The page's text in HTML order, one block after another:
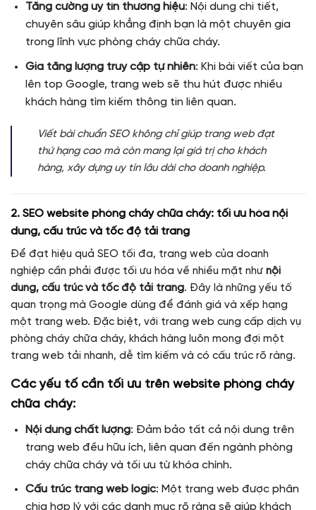
Tăng cường uy tín thương hiệu: Nội dung chi tiết,
chuyên sâu giúp khẳng định bạn là một chuyên gia
trong lĩnh vực phòng cháy chữa cháy.
Gia tăng lượng truy cập tự nhiên: Khi bài viết của bạn
lên top Google, trang web sẽ thu hút được nhiều
khách hàng tìm kiếm thông tin liên quan.
Viết bài chuẩn SEO không chỉ giúp trang web đạt
thứ hạng cao mà còn mang lại giá trị cho khách
hàng, xây dựng uy tín lâu dài cho doanh nghiệp.
2. SEO website phòng cháy chữa cháy: tối ưu hóa nội
dung, cấu trúc và tốc độ tải trang
Để đạt hiệu quả SEO tối đa, trang web của doanh
nghiệp cần phải được tối ưu hóa về nhiều mặt như nội
dung, cấu trúc và tốc độ tải trang. Đây là những yếu tố
quan trọng mà Google dùng để đánh giá và xếp hạng
một trang web. Đặc biệt, với trang web cung cấp dịch vụ
phòng cháy chữa cháy, khách hàng luôn mong đợi một
trang web tải nhanh, dễ tìm kiếm và có cấu trúc rõ ràng.
Các yếu tố cần tối ưu trên website phòng cháy
chữa cháy:
Nội dung chất lượng: Đảm bảo tất cả nội dung trên
trang web đều hữu ích, liên quan đến ngành phòng
cháy chữa cháy và tối ưu từ khóa chính.
Cấu trúc trang web logic: Một trang web được phân
chia hợp lý với các danh mục rõ ràng sẽ giúp khách